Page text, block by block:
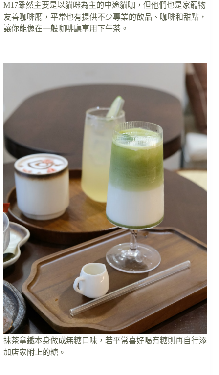
M17雖然主要是以貓咪為主的中途貓咖，但他們也是家寵物
友善咖啡廳，平常也有提供不少專業的飲品、咖啡和甜點，
讓你能像在一般咖啡廳享用下午茶。
抹茶拿鐵本身做成無糖口味，若平常喜好喝有糖則再自行添
加店家附上的糖。